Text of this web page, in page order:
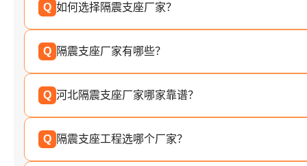
Q 如何选择隔震支座厂家？
Q 隔震支座厂家有哪些？
Q 河北隔震支座厂家哪家靠谱？
Q 隔震支座工程选哪个厂家？